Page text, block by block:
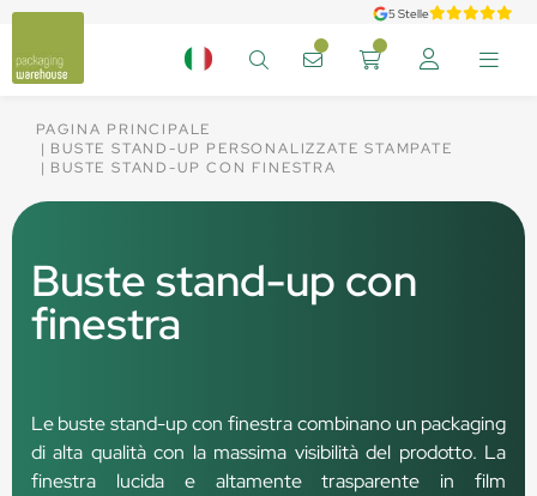
5 Stelle
PAGINA PRINCIPALE
BUSTE STAND-UP PERSONALIZZATE STAMPATE
BUSTE STAND-UP CON FINESTRA
Buste stand-up con
finestra
Le buste stand-up con finestra combinano un packaging
di alta qualità con la massima visibilità del prodotto. La
finestra lucida e altamente trasparente in film